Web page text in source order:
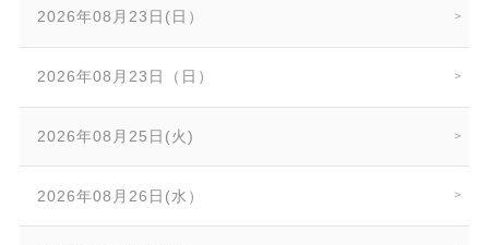
2026年08月23日(日）
2026年08月23日（日）
2026年08月25日(火)
2026年08月26日(水）